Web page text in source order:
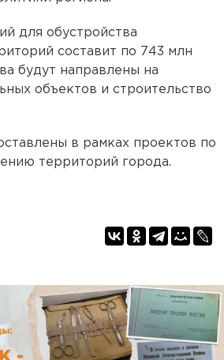
для обустройства
составит по 743 млн
будут направлены на
объектов и строительство
в рамках проектов по
территорий города.